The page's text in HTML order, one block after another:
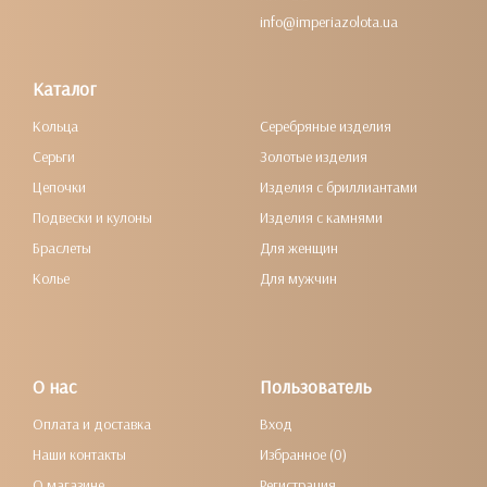
info@imperiazolota.ua
Каталог
Кольца
Серьги
Цепочки
Подвески и кулоны
Браслеты
Колье
Серебряные изделия
Золотые изделия
Изделия с бриллиантами
Изделия с камнями
Для женщин
Для мужчин
О нас
Оплата и доставка
Наши контакты
Пользователь
Вход
Избранное (0)